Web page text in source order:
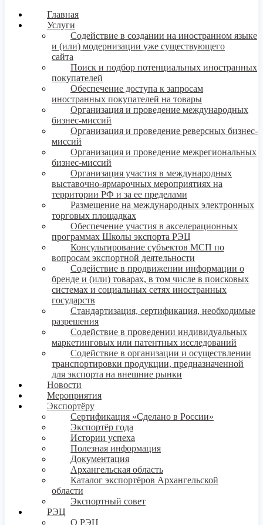
Главная
Услуги
Содействие в создании на иностранном языке
и (или) модернизации уже существующего
сайта
Поиск и подбор потенциальных иностранных
покупателей
Обеспечение доступа к запросам
иностранных покупателей на товары
Организация и проведение международных
бизнес-миссий
Организация и проведение реверсных бизнес-
миссий
Организация и проведение межрегиональных
бизнес-миссий
Организация участия в международных
выставочно-ярмарочных мероприятиях на
территории РФ и за ее пределами
Размещение на международных электронных
торговых площадках
Обеспечение участия в акселерационных
программах Школы экспорта РЭЦ
Консультирование субъектов МСП по
вопросам экспортной деятельности
Содействие в продвижении информации о
бренде и (или) товарах, в том числе в поисковых
системах и социальных сетях иностранных
государств
Стандартизация, сертификация, необходимые
разрешения
Содействие в проведении индивидуальных
маркетинговых или патентных исследований
Содействие в организации и осуществлении
транспортировки продукции, предназначенной
для экспорта на внешние рынки
Новости
Мероприятия
Экспортёру
Сертификация «Сделано в России»
Экспортёр года
Истории успеха
Полезная информация
Документация
Архангельская область
Каталог экспортёров Архангельской
области
Экспортный совет
РЭЦ
О РЭЦ